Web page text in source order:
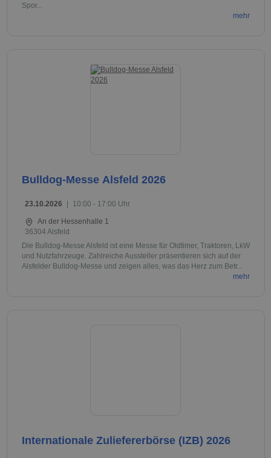
Spor...
mehr
Bulldog-Messe Alsfeld 2026
23.10.2026 10:00 - 17:00 Uhr
An der Hessenhalle 1
36304 Alsfeld
Die Bulldog-Messe Alsfeld ist eine Messe für Oldtimer, Traktoren, LkW
und Nutzfahrzeuge. Zahlreiche Aussteller präsentieren sich auf der
Alsfelder Bulldog-Messe und zeigen alles, was das Herz zum Betr...
mehr
Internationale Zuliefererbörse (IZB) 2026